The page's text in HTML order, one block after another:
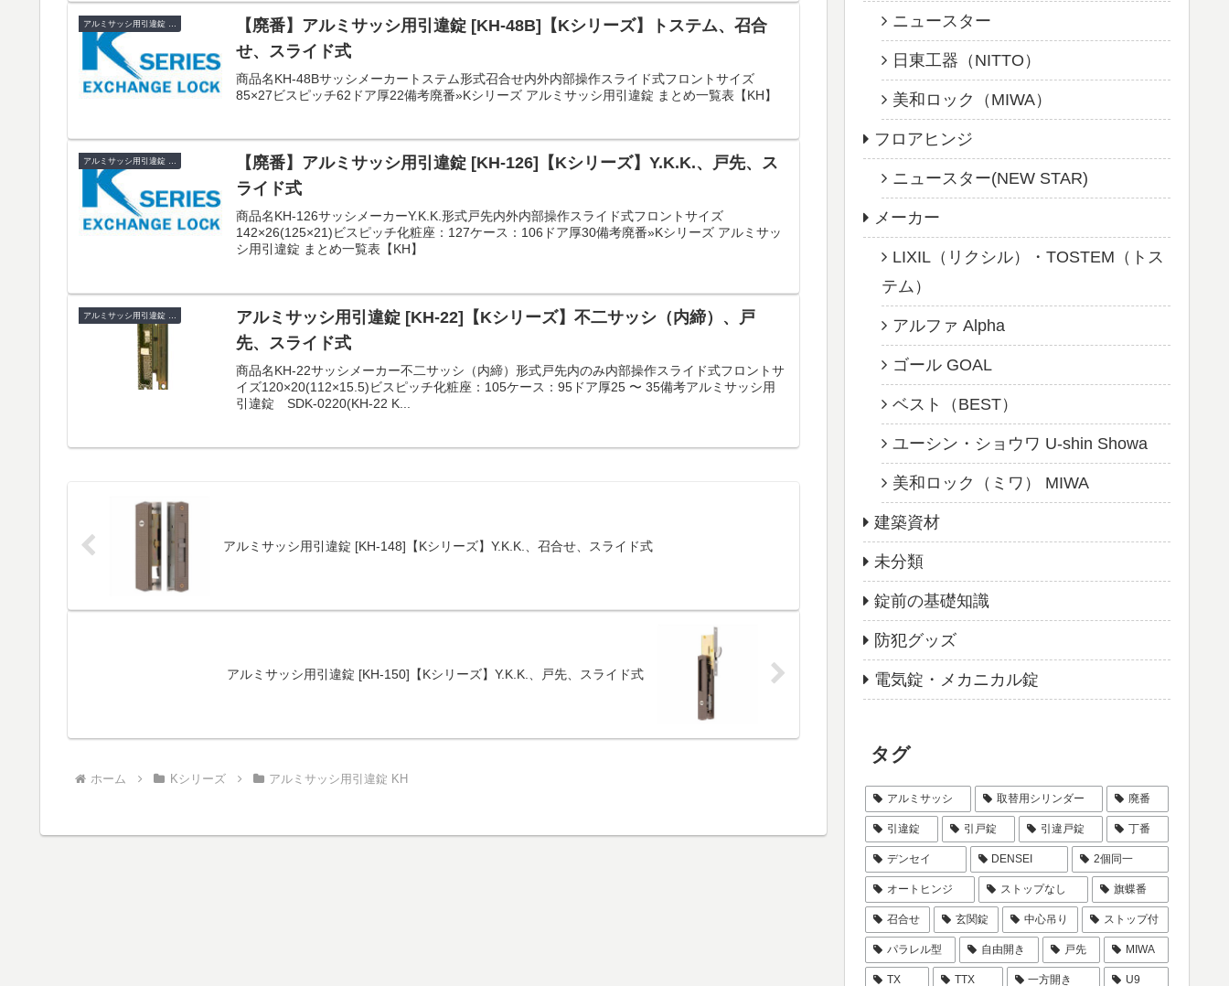
【廃番】アルミサッシ用引違錠 [KH-48B]【Kシリーズ】トステム、召合
せ、スライド式
商品名KH-48Bサッシメーカートステム形式召合せ内外内部操作スライド式フロントサイズ
85×27ビスピッチ62ドア厚22備考廃番»Kシリーズ アルミサッシ用引違錠 まとめ一覧表【KH】
アルミサッシ用引違錠 KH
【廃番】アルミサッシ用引違錠 [KH-126]【Kシリーズ】Y.K.K.、戸先、ス
ライド式
商品名KH-126サッシメーカーY.K.K.形式戸先内外内部操作スライド式フロントサイズ
142×26(125×21)ビスピッチ化粧座：127ケース：106ドア厚30備考廃番»Kシリーズ アルミサッ
シ用引違錠 まとめ一覧表【KH】
アルミサッシ用引違錠 [KH-22]【Kシリーズ】不二サッシ（内締）、戸
先、スライド式
商品名KH-22サッシメーカー不二サッシ（内締）形式戸先内のみ内部操作スライド式フロントサ
イズ120×20(112×15.5)ビスピッチ化粧座：105ケース：95ドア厚25 〜 35備考アルミサッシ用
引違錠 SDK-0220(KH-22 K...
アルミサッシ用引違錠 [KH-148]【Kシリーズ】Y.K.K.、召合せ、スライド式
アルミサッシ用引違錠 [KH-150]【Kシリーズ】Y.K.K.、戸先、スライド式
ホーム Kシリーズ アルミサッシ用引違錠 KH
ニュースター
日東工器（NITTO）
美和ロック（MIWA）
フロアヒンジ
ニュースター(NEW STAR)
メーカー
LIXIL（リクシル）・TOSTEM（トス
テム）
アルファ Alpha
ゴール GOAL
ベスト（BEST）
ユーシン・ショウワ U-shin Showa
美和ロック（ミワ） MIWA
建築資材
未分類
錠前の基礎知識
防犯グッズ
電気錠・メカニカル錠
タグ
アルミサッシ 取替用シリンダー 廃番
引違錠 引戸錠 引違戸錠 丁番
デンセイ DENSEI 2個同一
オートヒンジ ストップなし 旗蝶番
召合せ 玄関錠 中心吊り ストップ付
パラレル型 自由開き 戸先 MIWA
TX TTX 一方開き U9